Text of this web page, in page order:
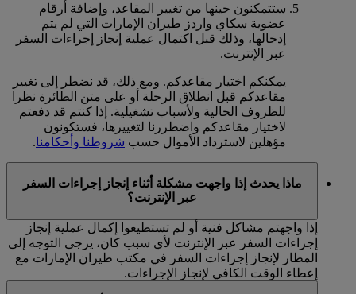
ستتمكنون حينها من تغيير المقاعد، وإضافة أرقام
عضوية سكاي واردز طيران الإمارات التي لم يتم
إدخالها، وذلك قبل اكتمال عملية إنجاز إجراءات السفر
عبر الإنترنت.
يمكنكم اختيار مقاعدكم. ومع ذلك، قد نضطر إلى تغيير
مقاعدكم قبل انطلاق الرحلة أو على متن الطائرة نظرا
للظروف الحالية ولأسباب تشغيلية. إذا كنتم قد دفعتم
لاختيار مقاعدكم واضطررنا لتغييرها، فستكونون
مؤهلين لاسترداد الأموال حسب شروطنا وأحكامنا.
ماذا يحدث إذا واجهت مشكلة أثناء إنجاز إجراءات السفر
عبر الإنترنت؟
إذا واجهتم مشاكل فنية أو لم تستطيعوا إكمال عملية إنجاز
إجراءات السفر عبر الإنترنت لأي سبب كان، يرجى التوجه إلى
المطار لإنجاز إجراءات السفر في مكتب طيران الإمارات مع
إعطاء الوقت الكافي لإنجاز الإجراءات.